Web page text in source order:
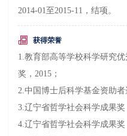
2014-01至2015-11，结项。
获得荣誉
1.教育部高等学校科学研究
奖， 2015；
2.中国博士后科学基金资助者
3.辽宁省哲学社会科学成果奖
4.辽宁省哲学社会科学成果奖